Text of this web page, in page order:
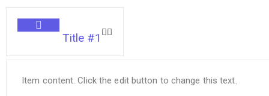
Title #1
Item content. Click the edit button to change this text.